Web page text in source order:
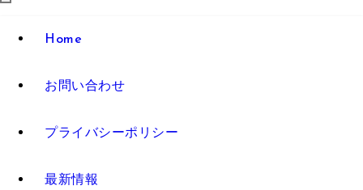
Home
お問い合わせ
プライバシーポリシー
最新情報